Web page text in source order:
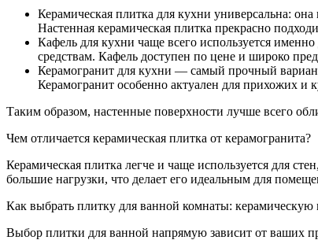
Керамическая плитка для кухни универсальна:
Настенная керамическая плитка прекрасно
Кафель для кухни чаще всего используется
средствам. Кафель доступен по цене и широко
Керамогранит для кухни — самый прочный
Керамогранит особенно актуален для прихожих и
Таким образом, настенные поверхности лучше всего
Чем отличается керамическая плитка от керамогранита?
Керамическая плитка легче и чаще используется для
большие нагрузки, что делает его идеальным для
Как выбрать плитку для ванной комнаты: керамическую
Выбор плитки для ванной напрямую зависит от ваших